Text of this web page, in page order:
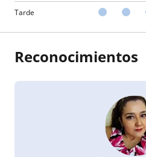
Tarde
Reconocimientos